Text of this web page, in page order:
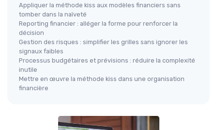
Appliquer la méthode kiss aux modèles financiers sans
tomber dans la naïveté
Reporting financier : alléger la forme pour renforcer la
décision
Gestion des risques : simplifier les grilles sans ignorer les
signaux faibles
Processus budgétaires et prévisions : réduire la complexité
inutile
Mettre en œuvre la méthode kiss dans une organisation
financière